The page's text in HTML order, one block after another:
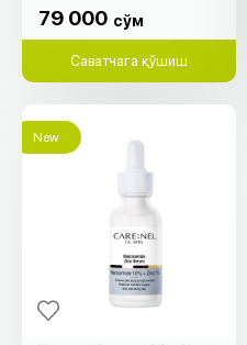
79 000 cўм
Саватчага қўшиш
New